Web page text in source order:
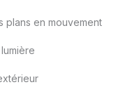
plans en mouvement